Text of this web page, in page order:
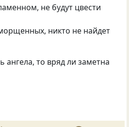
не будут цвести
никто не найдет
ангела, то вряд ли заметна